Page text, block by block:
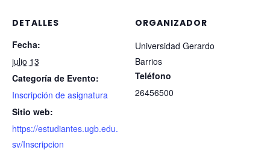
DETALLES
Fecha:
julio 13
Categoría de Evento:
Inscripción de asignatura
Sitio web:
https://estudiantes.ugb.edu.
sv/Inscripcion
ORGANIZADOR
Universidad Gerardo
Barrios
Teléfono
26456500